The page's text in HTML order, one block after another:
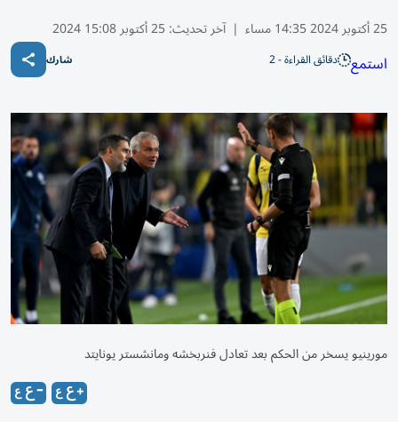
25 أكتوبر 2024 14:35 مساء | آخر تحديث:25 أكتوبر 15:08 2024
استمع دقائق القراءة - 2 شارك
مورينيو يسخر من الحكم بعد تعادل فنربخشه ومانشستر يونايتد